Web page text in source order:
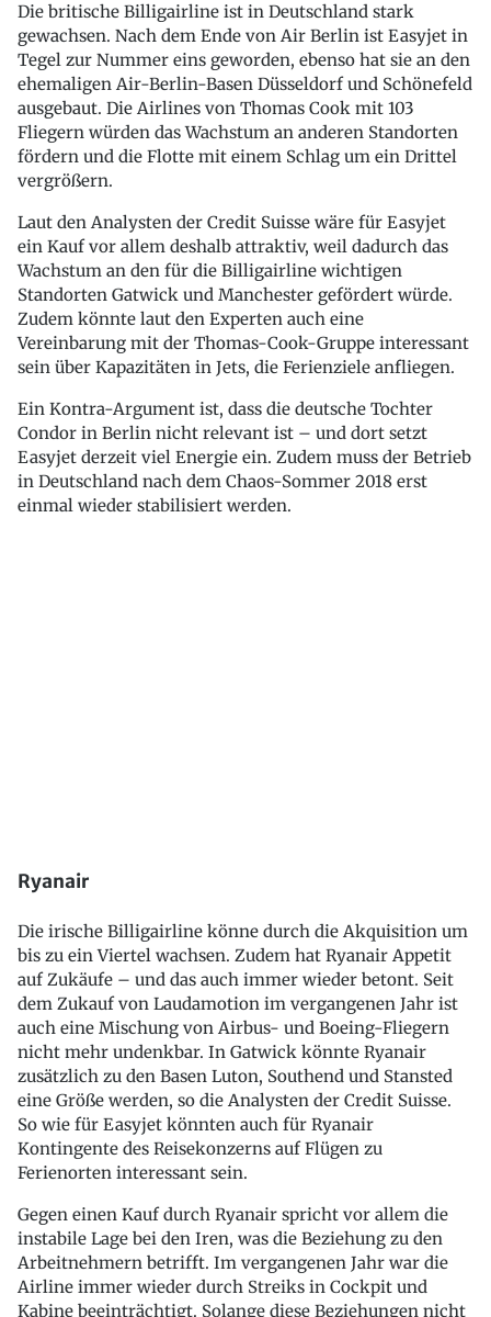
Die britische Billigairline ist in Deutschland stark
gewachsen. Nach dem Ende von Air Berlin ist Easyjet in
Tegel zur Nummer eins geworden, ebenso hat sie an den
ehemaligen Air-Berlin-Basen Düsseldorf und Schönefeld
ausgebaut. Die Airlines von Thomas Cook mit 103
Fliegern würden das Wachstum an anderen Standorten
fördern und die Flotte mit einem Schlag um ein Drittel
vergrößern.
Laut den Analysten der Credit Suisse wäre für Easyjet
ein Kauf vor allem deshalb attraktiv, weil dadurch das
Wachstum an den für die Billigairline wichtigen
Standorten Gatwick und Manchester gefördert würde.
Zudem könnte laut den Experten auch eine
Vereinbarung mit der Thomas-Cook-Gruppe interessant
sein über Kapazitäten in Jets, die Ferienziele anfliegen.
Ein Kontra-Argument ist, dass die deutsche Tochter
Condor in Berlin nicht relevant ist – und dort setzt
Easyjet derzeit viel Energie ein. Zudem muss der Betrieb
in Deutschland nach dem Chaos-Sommer 2018 erst
einmal wieder stabilisiert werden.
Ryanair
Die irische Billigairline könne durch die Akquisition um
bis zu ein Viertel wachsen. Zudem hat Ryanair Appetit
auf Zukäufe – und das auch immer wieder betont. Seit
dem Zukauf von Laudamotion im vergangenen Jahr ist
auch eine Mischung von Airbus- und Boeing-Fliegern
nicht mehr undenkbar. In Gatwick könnte Ryanair
zusätzlich zu den Basen Luton, Southend und Stansted
eine Größe werden, so die Analysten der Credit Suisse.
So wie für Easyjet könnten auch für Ryanair
Kontingente des Reisekonzerns auf Flügen zu
Ferienorten interessant sein.
Gegen einen Kauf durch Ryanair spricht vor allem die
instabile Lage bei den Iren, was die Beziehung zu den
Arbeitnehmern betrifft. Im vergangenen Jahr war die
Airline immer wieder durch Streiks in Cockpit und
Kabine beeinträchtigt. Solange diese Beziehungen nicht